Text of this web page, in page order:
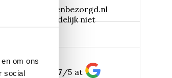
om ons
social
info@tuinplantenbezorgd.nl
45 601 508 (tijdelijk niet
give us a 4.7 /5 at